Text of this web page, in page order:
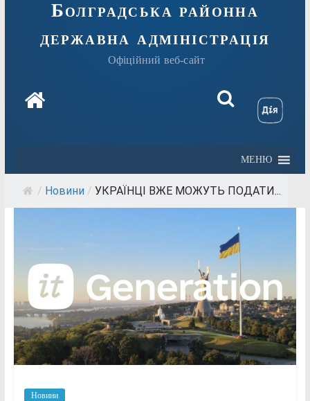
Болградська районна
державна адміністрація
Офіційний веб-сайт
МЕНЮ
/ Новини / УКРАЇНЦІ ВЖЕ МОЖУТЬ ПОДАТИ...
Новини